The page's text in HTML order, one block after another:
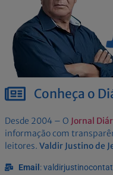
Conheça o
Desde 2004 – O Jornal
informação com
leitores. Valdir Justino de
Email :